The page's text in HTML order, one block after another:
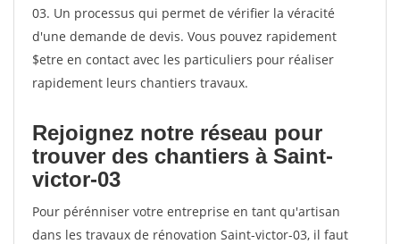
03. Un processus qui permet de vérifier la véracité
d'une demande de devis. Vous pouvez rapidement
$etre en contact avec les particuliers pour réaliser
rapidement leurs chantiers travaux.
Rejoignez notre réseau pour
trouver des chantiers à Saint-
victor-03
Pour pérénniser votre entreprise en tant qu'artisan
dans les travaux de rénovation Saint-victor-03, il faut